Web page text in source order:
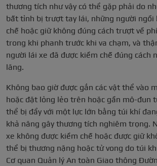
thương tích như vậy có thể gặp phải do
bất tỉnh bị trượt tay lái, những người ngồi
chế hoặc giữ không đúng cách trượt về
trong khi phanh trước khi va chạm, và
người lái xe đã được kiềm chế đúng cách
lăng.
Không bao giờ được gắn các vật thể vào
hoặc đặt lỏng lẻo trên hoặc gần mô-đun
thể bị đẩy với một lực lớn bằng túi khí
khả năng gây thương tích nghiêm trọng.
xe không được kiềm chế hoặc được giữ
thể bị thương nặng hoặc tử vong do túi
Cơ quan Quản lý An toàn Giao thông